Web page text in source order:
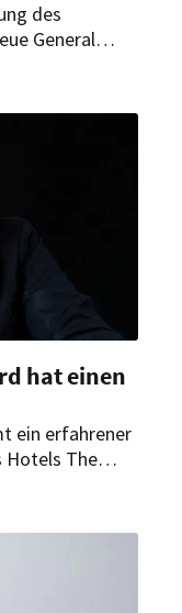
des
General
hat einen
ein erfahrener
Hotels The